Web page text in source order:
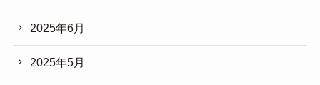
2025年6月
2025年5月